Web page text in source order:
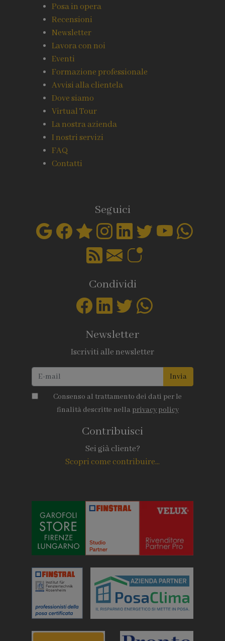
Posa in opera
Recensioni
Newsletter
Lavora con noi
Eventi
Formazione professionale
Avvisi alla clientela
Dove siamo
Virtual Tour
La nostra azienda
I nostri servizi
FAQ
Contatti
Seguici
Condividi
Newsletter
Iscriviti alle newsletter
Invia
Consenso al trattamento dei dati per le
finalità descritte nella privacy policy
Contribuisci
Sei già cliente?
Scopri come contribuire...